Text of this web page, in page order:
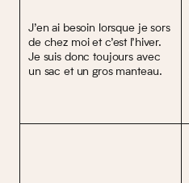
J’en ai besoin lorsque je sors
de chez moi et c’est l’hiver.
Je suis donc toujours avec
un sac et un gros manteau.